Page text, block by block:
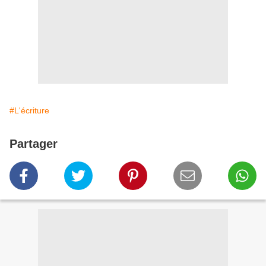
#L'écriture
Partager